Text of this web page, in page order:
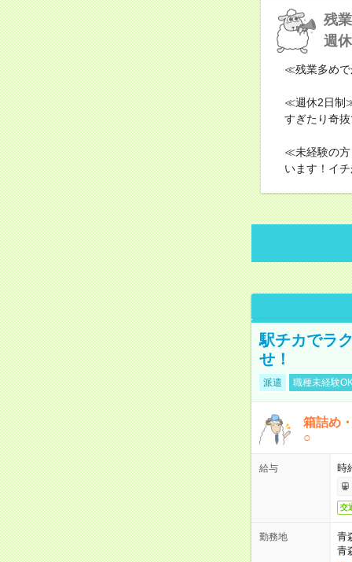
残
週
≪残業多めで
≪週休2日制
すぎたり奇
≪未経験の方
います！イ
駅チカでラ
せ！
派遣 職種未経験OK
箱詰め
○
給与 時
交
勤務地
青
青